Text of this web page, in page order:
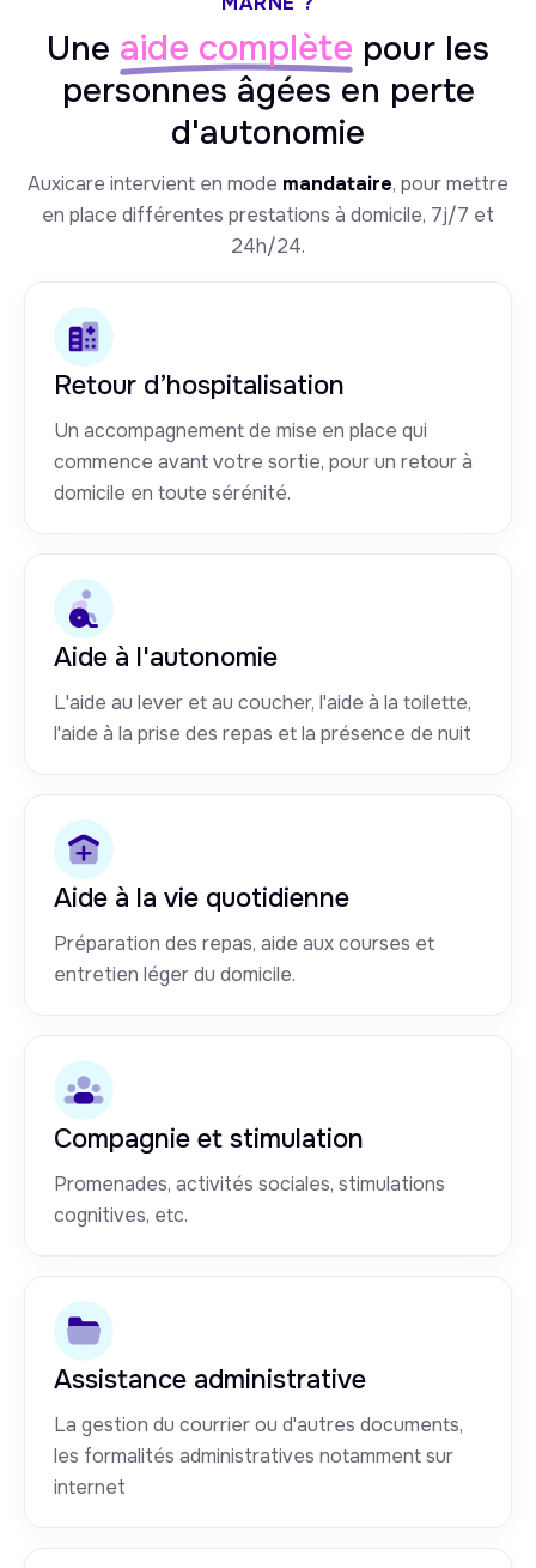
Une aide complète pour les
personnes âgées en perte
d'autonomie
Auxicare intervient en mode mandataire, pour mettre
en place différentes prestations à domicile, 7j/7 et
24h/24.
Retour d’hospitalisation
Un accompagnement de mise en place qui
commence avant votre sortie, pour un retour à
domicile en toute sérénité.
Aide à l'autonomie
L'aide au lever et au coucher, l'aide à la toilette,
l'aide à la prise des repas et la présence de nuit
Aide à la vie quotidienne
Préparation des repas, aide aux courses et
entretien léger du domicile.
Compagnie et stimulation
Promenades, activités sociales, stimulations
cognitives, etc.
Assistance administrative
La gestion du courrier ou d'autres documents,
les formalités administratives notamment sur
internet